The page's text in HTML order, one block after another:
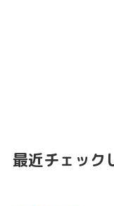
最近チェック